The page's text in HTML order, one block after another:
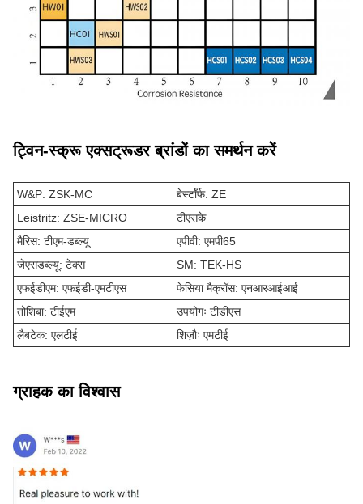
ट्विन-स्क्रू एक्सट्रूडर ब्रांडों का समर्थन करें
W&P: ZSK-MC
बेर्स्टॉर्फ: ZE
Leistritz: ZSE-MICRO
टीएसके
मैरिस: टीएम-डब्ल्यू
एपीवी: एमपी65
जेएसडब्ल्यू: टेक्स
SM: TEK-HS
एफईडीएम: एफईडी-एमटीएस
फेसिया मैक्रॉस: एनआरआईआई
तोशिबा: टीईएम
उपयोगः टीडीएस
लैबटेक: एलटीई
शिज़ौः एमटीई
ग्राहक का विश्वास